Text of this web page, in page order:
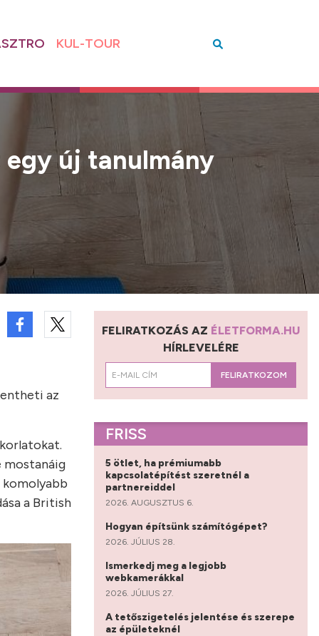
KUL-TOUR
egy új tanulmány
az
mostanáig
komolyabb
a British
FELIRATKOZÁS AZ ÉLETFORMA.HU
HÍRLEVELÉRE
FELIRATKOZOM
FRISS
5 ötlet, ha prémiumabb
kapcsolatépítést szeretnél a
partnereiddel
2026. AUGUSZTUS 6.
Hogyan építsünk számítógépet?
2026. JÚLIUS 28.
Ismerkedj meg a legjobb
webkamerákkal
2026. JÚLIUS 27.
A tetőszigetelés jelentése és szerepe
az épületeknél